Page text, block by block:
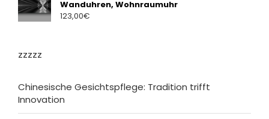
Wanduhren, Wohnraumuhr
123,00€
zzzzz
Chinesische Gesichtspflege: Tradition trifft
Innovation